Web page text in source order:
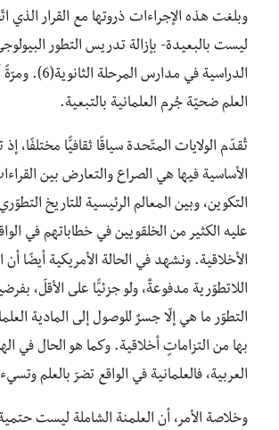
وبلغت هذه الإجراءات ذروتها مع القرار الذي
ليست بالبعيدة- بإزالة تدريس التطور
الدراسية في مدارس
العلم ضحيّة جُرم العلمانية بالتبعية.
تُقدّم الولايات المتّحدة سياقًا ثقافيًّا مختلفًا،
الأساسية فيها هي الصراع والتعارض بين
التكوين، وبين المعالم الرئيسية للتاريخ
عليه الكثير من الخلقويين في خطاباتهم في
الأخلاقية. ونشهد في الحالة الأمريكية أيضًا أن
اللاتطوّرية مدفوعةٌ، ولو جزئيًّا على الأقلّ،
التطوّر ما هي إلّا جسرٌ للوصول إلى المادية
بها من التزاماتٍ أخلاقية. وكما هو الحال في
العربية، فالعلمانية في الواقع تضرّ بالعلم
وخلاصة الأمر، أن العلمنة الشاملة ليست